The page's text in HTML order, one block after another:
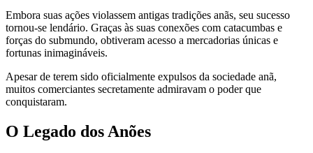
Embora suas ações violassem antigas tradições anãs, seu sucesso
tornou-se lendário. Graças às suas conexões com catacumbas e
forças do submundo, obtiveram acesso a mercadorias únicas e
fortunas inimagináveis.
Apesar de terem sido oficialmente expulsos da sociedade anã,
muitos comerciantes secretamente admiravam o poder que
conquistaram.
O Legado dos Anões